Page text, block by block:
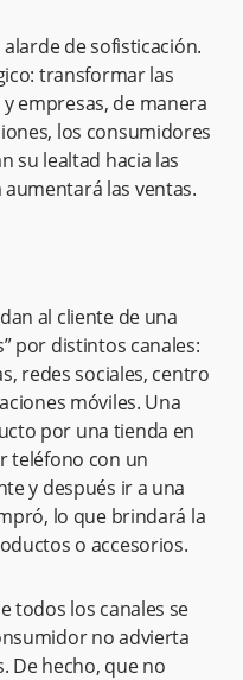
de sofisticación.
transformar las
empresas, de manera
los consumidores
su lealtad hacia las
las ventas.
al cliente de una
por distintos canales:
redes sociales, centro
móviles. Una
por una tienda en
teléfono con un
y después ir a una
lo que brindará la
o accesorios.
todos los canales se
no advierta
De hecho, que no